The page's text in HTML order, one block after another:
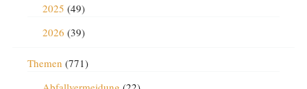
2025 (49)
2026 (39)
Themen (771)